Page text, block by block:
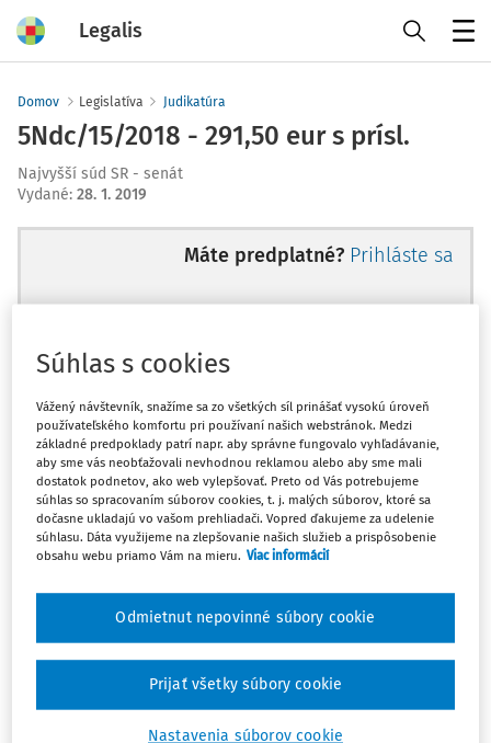
Legalis
Domov Legislatíva Judikatúra
5Ndc/15/2018 - 291,50 eur s prísl.
Najvyšší súd SR - senát
Vydané: 28. 1. 2019
Máte predplatné? Prihláste sa
Ups, zatiaľ ste si prečítali len
začiatok...
Celý odborný obsah z tejto oblasti je
dostupný predplatiteľom portálu.
obsahu a získajte prístup na 10 dní
zdarma, stačí sa len zaregistrovať.
Vďaka registrácii získate prístup aj k
vybranému obsahu:
Súhlas s cookies
Vážený návštevník, snažíme sa zo všetkých síl prinášať vysokú úroveň
používateľského komfortu pri používaní našich webstránok. Medzi
základné predpoklady patrí napr. aby správne fungovalo vyhľadávanie,
aby sme vás neobťažovali nevhodnou reklamou alebo aby sme mali
dostatok podnetov, ako web vylepšovať. Preto od Vás potrebujeme
súhlas so spracovaním súborov cookies, t. j. malých súborov, ktoré sa
dočasne ukladajú vo vašom prehliadači. Vopred ďakujeme za udelenie
súhlasu. Dáta využijeme na zlepšovanie našich služieb a prispôsobenie
obsahu webu priamo Vám na mieru. Viac informácií
Nastavenia súborov cookie
Odmietnut nepovinné súbory cookie
Prijať všetky súbory cookie